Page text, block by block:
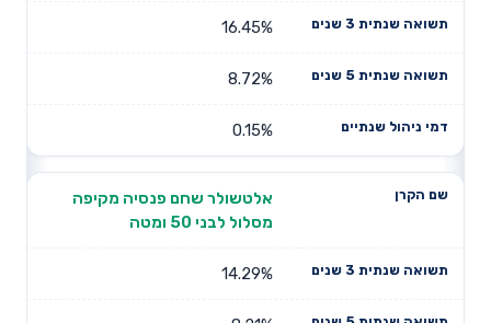
16.45%
8.72%
0.15%
אלטשולר שחם פנסיה מקיפה
מסלול לבני 50 ומטה
14.29%